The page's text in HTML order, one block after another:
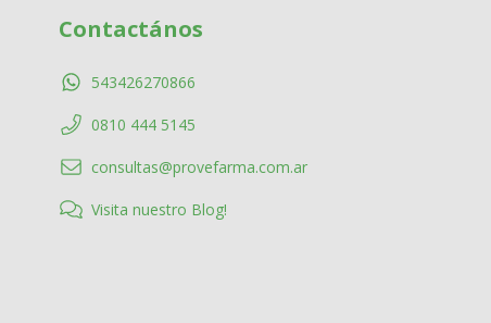
Contactános
543426270866
0810 444 5145
consultas@provefarma.com.ar
Visita nuestro Blog!